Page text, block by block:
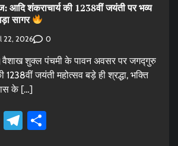
आदि शंकराचार्य की 1238वीं जयंती पर भव्य
सागर
22, 2026 0
शुक्ल पंचमी के पावन अवसर पर जगद्गुरु
1238वीं जयंती महोत्सव बड़े ही श्रद्धा, भक्ति
के […]
GmailTelegram